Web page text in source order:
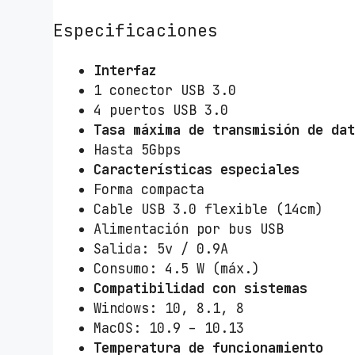
Especificaciones
Interfaz
1 conector USB 3.0
4 puertos USB 3.0
Tasa máxima de transmisión de
Hasta 5Gbps
Características especiales
Forma compacta
Cable USB 3.0 flexible (14cm)
Alimentación por bus USB
Salida: 5v / 0.9A
Consumo: 4.5 W (máx.)
Compatibilidad con sistemas
Windows: 10, 8.1, 8
MacOS: 10.9 – 10.13
Temperatura de funcionamiento